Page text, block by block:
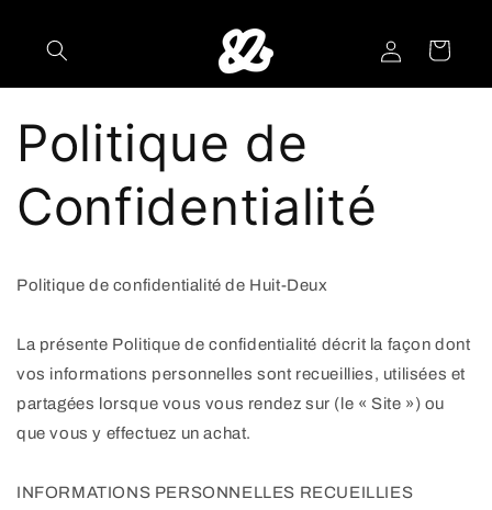
au
contenu
ConnexionPanier
Politique de
Confidentialité
Politique de confidentialité de Huit-Deux
La présente Politique de confidentialité décrit la façon dont
vos informations personnelles sont recueillies, utilisées et
partagées lorsque vous vous rendez sur (le « Site ») ou
que vous y effectuez un achat.
INFORMATIONS PERSONNELLES RECUEILLIES